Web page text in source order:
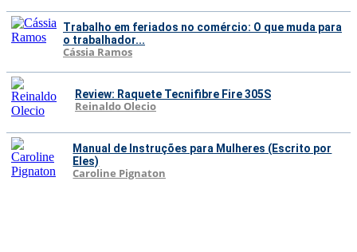
Trabalho em feriados no comércio: O que muda para
o trabalhador...
Cássia Ramos
Review: Raquete Tecnifibre Fire 305S
Reinaldo Olecio
Manual de Instruções para Mulheres (Escrito por
Eles)
Caroline Pignaton